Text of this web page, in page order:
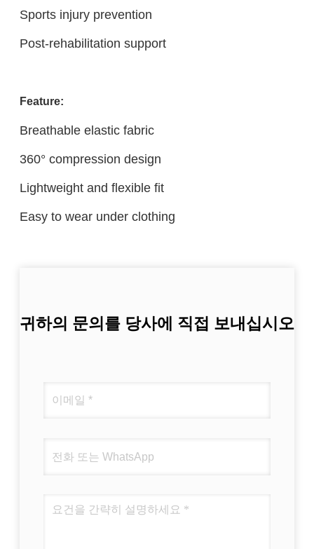
Sports injury prevention
Post-rehabilitation support
Feature:
Breathable elastic fabric
360° compression design
Lightweight and flexible fit
Easy to wear under clothing
귀하의 문의를 당사에 직접 보내십시오